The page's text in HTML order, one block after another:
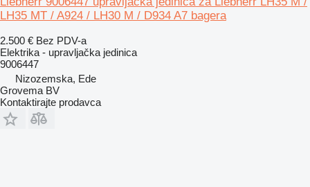
LH35 MT / A924 / LH30 M / D934 A7 bagera
2.500 € Bez PDV-a
Elektrika - upravljačka jedinica
9006447
Nizozemska, Ede
Grovema BV
Kontaktirajte prodavca